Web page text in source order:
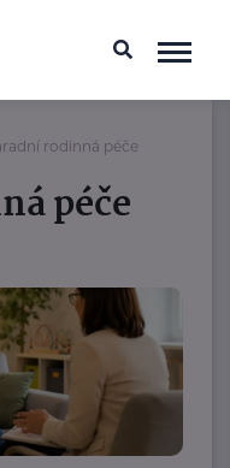
rodinná péče
péče